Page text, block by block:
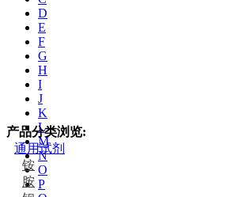
D
E
F
G
H
I
J
K
L
M
N
O
P
产品分类浏览:
通用试剂
铵
胺